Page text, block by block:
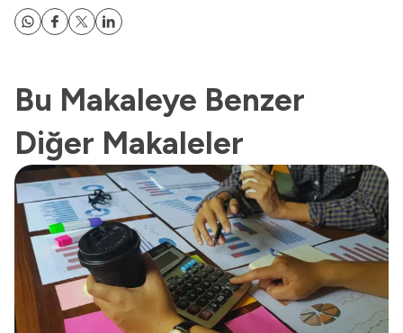
Bu Makaleye Benzer
Diğer Makaleler